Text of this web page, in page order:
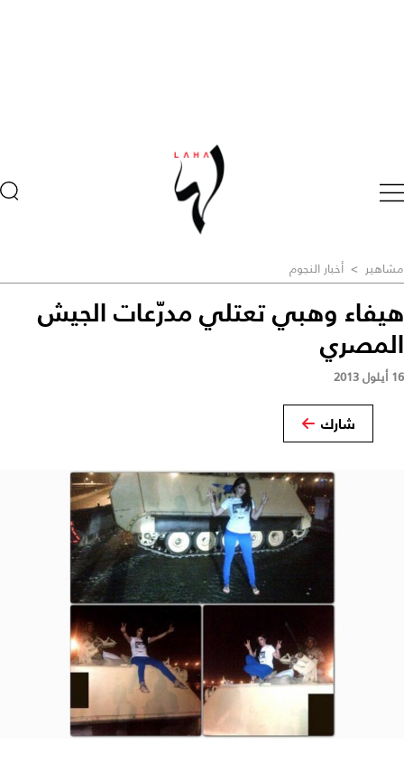
مشاهير > أخبار النجوم
هيفاء وهبي تعتلي مدرّعات الجيش
المصري
16 أيلول 2013
شارك